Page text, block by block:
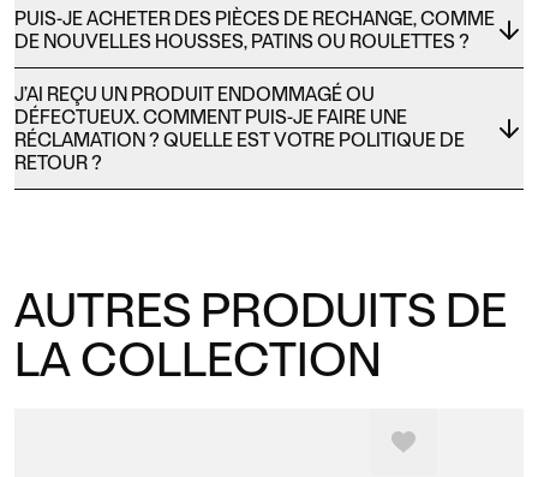
PUIS-JE ACHETER DES PIÈCES DE RECHANGE, COMME
DE NOUVELLES HOUSSES, PATINS OU ROULETTES ?
J’AI REÇU UN PRODUIT ENDOMMAGÉ OU
DÉFECTUEUX. COMMENT PUIS-JE FAIRE UNE
RÉCLAMATION ? QUELLE EST VOTRE POLITIQUE DE
RETOUR ?
AUTRES PRODUITS DE
LA COLLECTION